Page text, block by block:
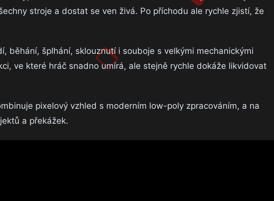
stroje a dostat se ven živá. Po příchodu ale rychle zjistí, že
běhání, šplhání, sklouznutí i souboje s velkými mechanickými
ve které hráč snadno umírá, ale stejně rychle dokáže likvidovat
pixelový vzhled s moderním low-poly zpracováním, a na
a překážek.